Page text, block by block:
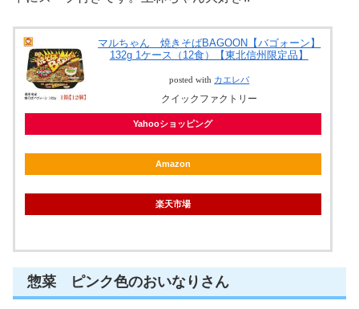
マルちゃん 焼きそばBAGOON【バゴォーン】
132g 1ケース（12食）【東北信州限定品】
posted with カエレバ
クイックファクトリー
Yahooショッピング
Amazon
楽天市場
惣菜 ピンク色のおいなりさん